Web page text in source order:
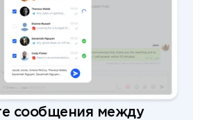
сообщения между